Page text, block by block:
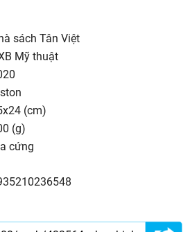
sách Tân Việt
Mỹ thuật
(cm)
(g)
cứng